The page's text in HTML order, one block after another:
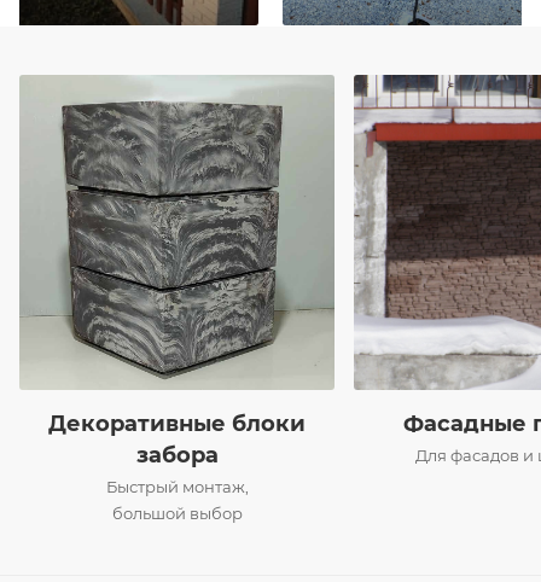
Декоративные блоки
забора
Быстрый монтаж,
большой выбор
Фасадные
Для фасадов и